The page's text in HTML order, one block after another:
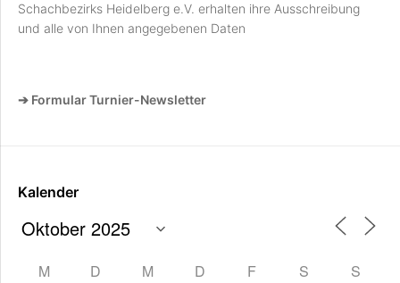
Schachbezirks Heidelberg e.V. erhalten ihre Ausschreibung
und alle von Ihnen angegebenen Daten
➔ Formular Turnier-Newsletter
Kalender
M D M D F S S